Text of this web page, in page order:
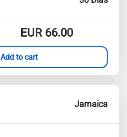
EUR66.00
Add to cart
Jamaica